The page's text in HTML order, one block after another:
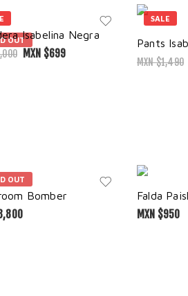
OUTIsabelina Negra
MXN $699
SALE
Pants
MXN $1,490
OUT
Bomber Falda
MXN $950